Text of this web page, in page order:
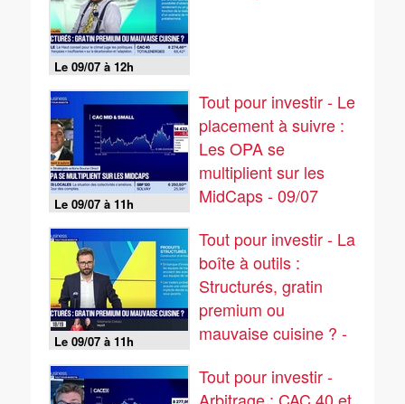
Le 09/07 à 12h
Le 09/07 à 11h
Tout pour investir - Le
placement à suivre :
Les OPA se
multiplient sur les
MidCaps - 09/07
Le 09/07 à 11h
Tout pour investir - La
boîte à outils :
Structurés, gratin
premium ou
mauvaise cuisine ? -
Tout pour investir -